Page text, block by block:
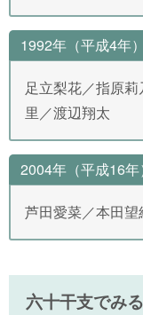
1992年（平成4年）
足立梨花／指原
里／渡辺翔太
2004年（平成16年
芦田愛菜／本田望
六十干支でみ